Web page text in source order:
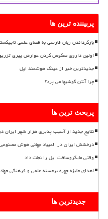
پربیننده ترین ها
بازگرداندن زبان فارسی به فضای علمی
اولین داروی معکوس کردن عوارض پیری
جدیدترین خبر از عینک هوشمند اپل
چرا آنتن گوشیها می پرد؟
پربحث ترین ها
نتایج جدید از آسیب پذیری هزار شهر ایران
درخشش ایران در المپیاد جهانی هوش مصنوعی
وقتی مایکروسافت اپل را نجات داد
اهدای جایزه چهره برجسته علمی و فرهنگی
جدیدترین ها